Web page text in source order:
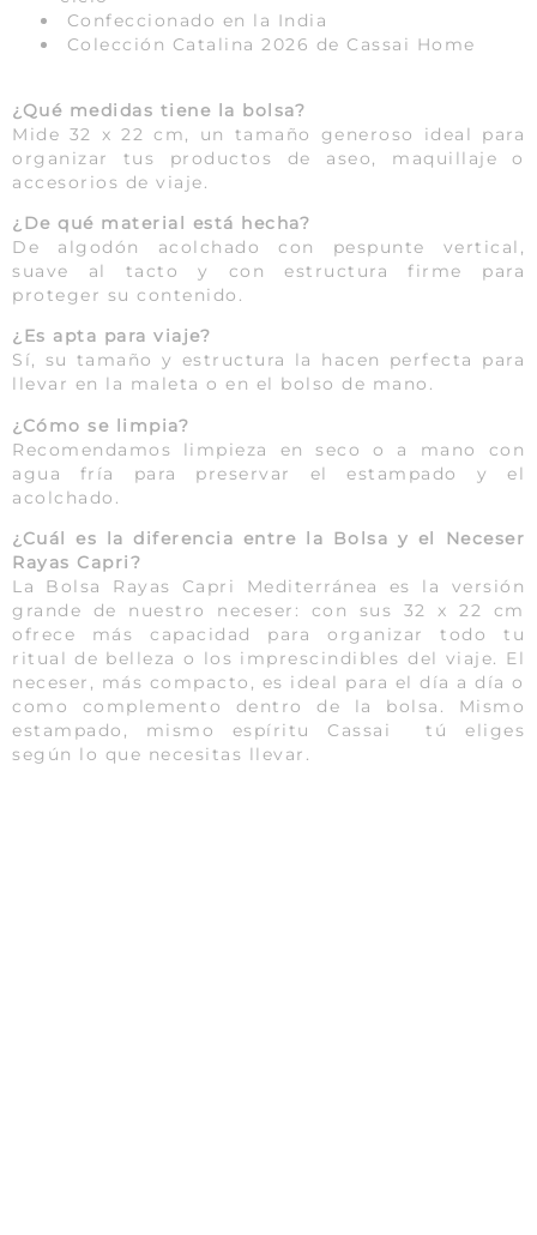
Confeccionado en la India
Colección Catalina 2026 de Cassai Home
¿Qué medidas tiene la bolsa?
Mide 32 x 22 cm, un tamaño generoso ideal para
organizar tus productos de aseo, maquillaje o
accesorios de viaje.
¿De qué material está hecha?
De algodón acolchado con pespunte vertical,
suave al tacto y con estructura firme para
proteger su contenido.
¿Es apta para viaje?
Sí, su tamaño y estructura la hacen perfecta para
llevar en la maleta o en el bolso de mano.
¿Cómo se limpia?
Recomendamos limpieza en seco o a mano con
agua fría para preservar el estampado y el
acolchado.
¿Cuál es la diferencia entre la Bolsa y el Neceser
Rayas Capri?
La Bolsa Rayas Capri Mediterránea es la versión
grande de nuestro neceser: con sus 32 x 22 cm
ofrece más capacidad para organizar todo tu
ritual de belleza o los imprescindibles del viaje. El
neceser, más compacto, es ideal para el día a día o
como complemento dentro de la bolsa. Mismo
estampado, mismo espíritu Cassai tú eliges
según lo que necesitas llevar.